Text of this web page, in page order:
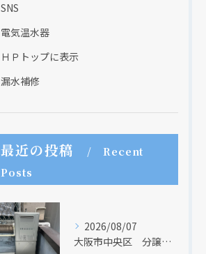
SNS
電気温水器
ＨＰトップに表示
漏水補修
最近の投稿
Recent
Posts
2026/08/07
大阪市中央区 分譲マンションの給湯器取替リフォーム工事 UV除菌機能搭載給湯器